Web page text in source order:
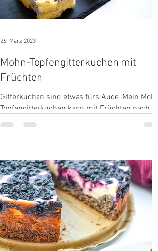
Mohn-Topfengitterkuchen mit
Früchten
Gitterkuchen sind etwas fürs Auge. Mein Mohn-
Topfengitterkuchen kann mit Früchten nach
Geschmack belegt werden.
26. März 2023